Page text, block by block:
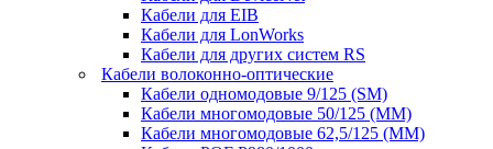
Кабели для EIB
Кабели для LonWorks
Кабели для других систем RS
Кабели волоконно-оптические
Кабели одномодовые 9/125 (SM)
Кабели многомодовые 50/125 (ММ)
Кабели многомодовые 62,5/125 (ММ)